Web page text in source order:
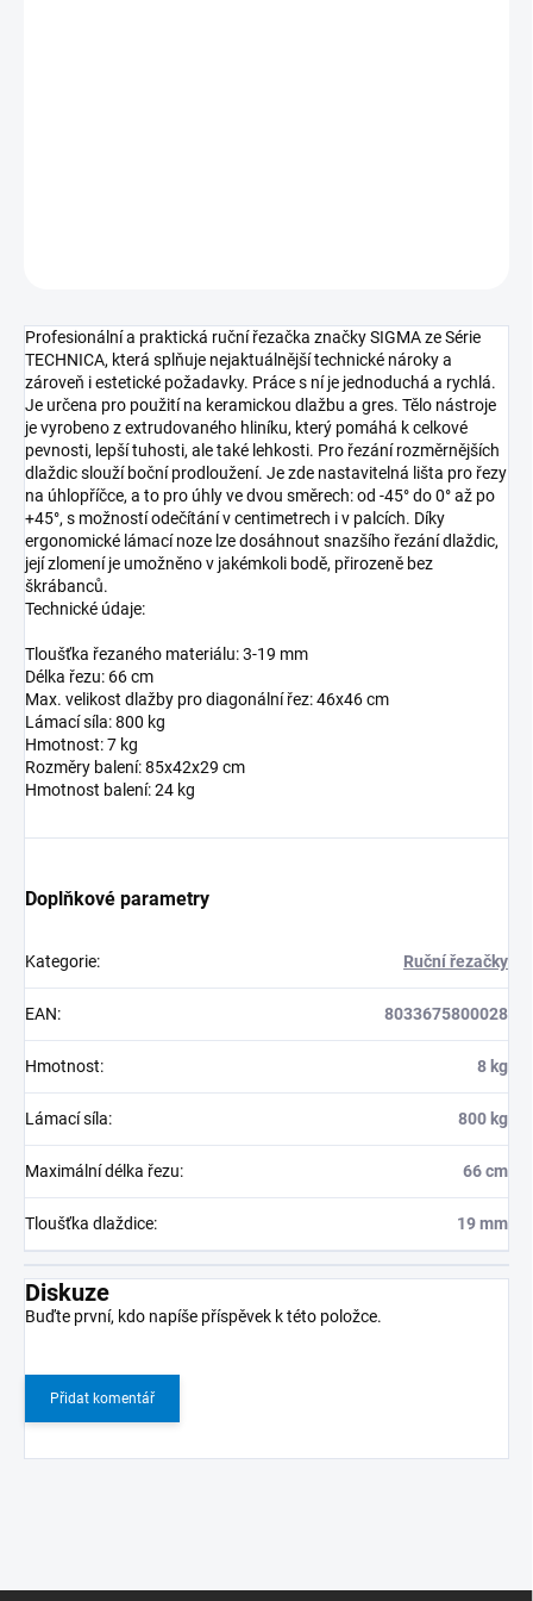
Profesionální a praktická ruční řezačka značky SIGMA ze Série
TECHNICA, která splňuje nejaktuálnější technické nároky a
zároveň i estetické požadavky. Práce s ní je jednoduchá a rychlá.
Je určena pro použití na keramickou dlažbu a gres. Tělo nástroje
je vyrobeno z extrudovaného hliníku, který pomáhá k celkové
pevnosti, lepší tuhosti, ale také lehkosti. Pro řezání rozměrnějších
dlaždic slouží boční prodloužení. Je zde nastavitelná lišta pro řezy
na úhlopříčce, a to pro úhly ve dvou směrech: od -45° do 0° až po
+45°, s možností odečítání v centimetrech i v palcích. Díky
ergonomické lámací noze lze dosáhnout snazšího řezání dlaždic,
její zlomení je umožněno v jakémkoli bodě, přirozeně bez
škrábanců.
Technické údaje:
Tloušťka řezaného materiálu: 3-19 mm
Délka řezu: 66 cm
Max. velikost dlažby pro diagonální řez: 46x46 cm
Lámací síla: 800 kg
Hmotnost: 7 kg
Rozměry balení: 85x42x29 cm
Hmotnost balení: 24 kg
Doplňkové parametry
Kategorie: Ruční řezačky
EAN: 8033675800028
Hmotnost: 8 kg
Lámací síla: 800 kg
Maximální délka řezu: 66 cm
Tloušťka dlaždice: 19 mm
Diskuze
Buďte první, kdo napíše příspěvek k této položce.
Přidat komentář